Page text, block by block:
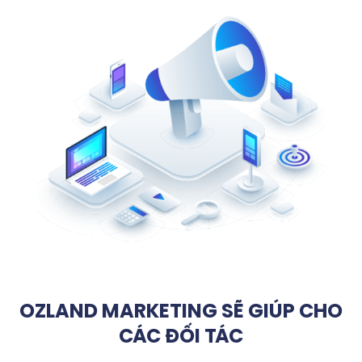
OZLAND MARKETING SẼ GIÚP CHO
CÁC ĐỐI TÁC